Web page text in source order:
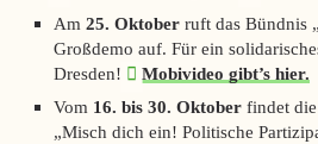
Am 25. Oktoberruft das Bündnis
Großdemo auf. Für ein
Dresden!
Mobivideo gibt’s hier.
Vom 16. bis 30. Oktober findet
„Misch dich ein! Politische